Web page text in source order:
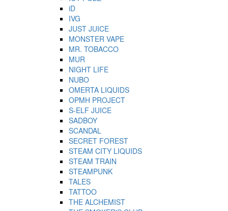
iD
IVG
JUST JUICE
MONSTER VAPE
MR. TOBACCO
MUR
NIGHT LIFE
NUBO
OMERTA LIQUIDS
OPMH PROJECT
S-ELF JUICE
SADBOY
SCANDAL
SECRET FOREST
STEAM CITY LIQUIDS
STEAM TRAIN
STEAMPUNK
TALES
TATTOO
THE ALCHEMIST